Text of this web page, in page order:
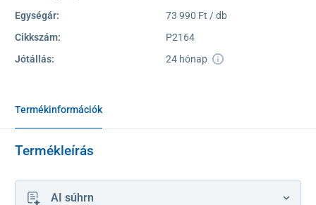
Egységár:
73 990 Ft / db
Cikkszám:
P2164
Jótállás:
24 hónap
Termékinformációk
Termékleírás
AI súhrn